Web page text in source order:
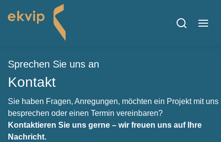
Sprechen Sie uns an
Kontakt
Sie haben Fragen, Anregungen, möchten ein Projekt mit uns
besprechen oder einen Termin vereinbaren?
Kontaktieren Sie uns gerne – wir freuen uns auf Ihre
Nachricht.